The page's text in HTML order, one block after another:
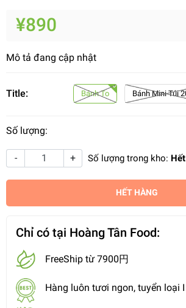
¥890
Mô tả đang cập nhật
Title: Bánh To Bánh Mini Túi
Số lượng:
- + Số lượng trong kho:
HẾT HÀNG
Chỉ có tại Hoàng Tân Food:
FreeShip từ 7900円
Hàng luôn tươi ngon, tuyển loại I